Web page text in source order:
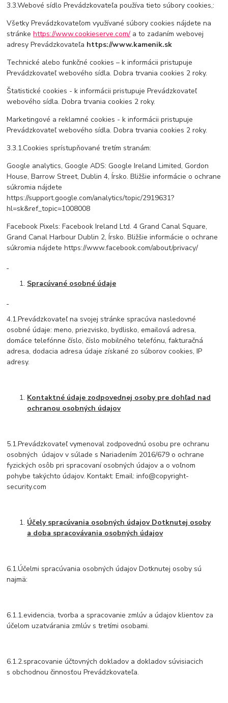
3.3.Webové sídlo Prevádzkovateľa používa tieto súbory cookies,:
Všetky Prevádzkovateľom využívané súbory cookies nájdete na
stránkehttps://www.cookieserve.com/ a to zadaním webovej
adresy Prevádzkovateľa https://www.kamenik.sk
Technické alebo funkčné cookies – k informácii pristupuje
Prevádzkovateľ webového sídla. Dobra trvania cookies 2 roky.
Štatistické cookies - k informácii pristupuje Prevádzkovateľ
webového sídla. Dobra trvania cookies 2 roky.
Marketingové a reklamné cookies - k informácii pristupuje
Prevádzkovateľ webového sídla. Dobra trvania cookies 2 roky.
3.3.1.Cookies sprístupňované tretím stranám:
Google analytics, Google ADS: Google Ireland Limited, Gordon
House, Barrow Street, Dublin 4, Írsko. Bližšie informácie o ochrane
súkromia nájdete
https://support.google.com/analytics/topic/2919631?
hl=sk&ref_topic=1008008
Facebook Pixels: Facebook Ireland Ltd. 4 Grand Canal Square,
Grand Canal Harbour Dublin 2, Írsko. Bližšie informácie o ochrane
súkromia nájdete https://www.facebook.com/about/privacy/
Spracúvané osobné údaje
4.1.Prevádzkovateľ na svojej stránke spracúva nasledovné
osobné údaje: meno, priezvisko, bydlisko, emailová adresa,
domáce telefónne číslo, číslo mobilného telefónu, fakturačná
adresa, dodacia adresa údaje získané zo súborov cookies, IP
adresy.
Kontaktné údaje zodpovednej osoby pre dohľad nad
ochranou osobných údajov
5.1.Prevádzkovateľ vymenoval zodpovednú osobu pre ochranu
osobných údajov v súlade s Nariadením 2016/679 o ochrane
fyzických osôb pri spracovaní osobných údajov a o voľnom
pohybe takýchto údajov. Kontakt: Email: info@copyright-
security.com
Účely spracúvania osobných údajov Dotknutej osoby
a doba spracovávania osobných údajov
6.1.Účelmi spracúvania osobných údajov Dotknutej osoby sú
najmä:
6.1.1.evidencia, tvorba a spracovanie zmlúv a údajov klientov za
účelom uzatvárania zmlúv s tretími osobami.
6.1.2.spracovanie účtovných dokladov a dokladov súvisiacich
s obchodnou činnosťou Prevádzkovateľa.